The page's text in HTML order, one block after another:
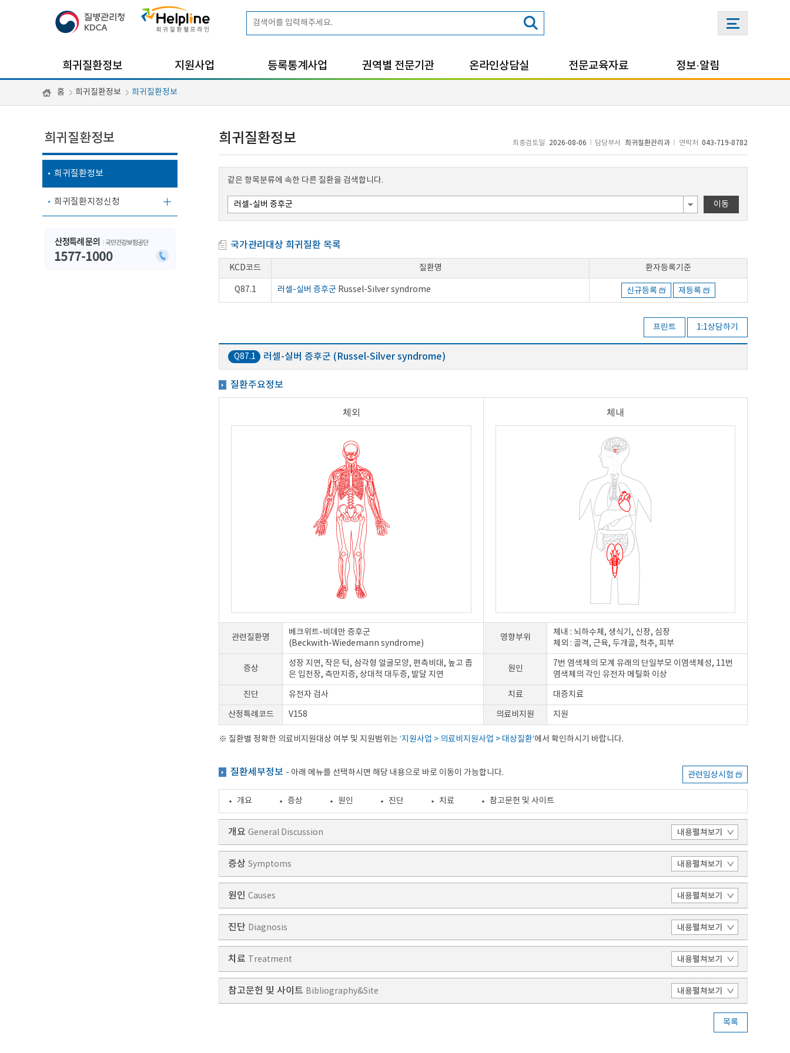
희귀질환정보 지원사업 등록통계사업 권역별 전문기관 온라인상담실 전문교육자료 정보·알림
홈 희귀질환정보 희귀질환정보
희귀질환정보
희귀질환정보
희귀질환지정신청
희귀질환정보 최종검토일 2026-08-06 담당부서 희귀질환관리과 연락처 043-719-8782
같은 항목분류에 속한 다른 질환을 검색합니다.
이동
국가관리대상 희귀질환 목록
KCD코드 질환명 환자등록기준
Q87.1 러셀-실버 증후군 Russel-Silver syndrome 신규등록 재등록
프린트 1:1상담하기
Q87.1 러셀-실버 증후군 (Russel-Silver syndrome)
질환주요정보
체외 체내
관련질환명
베크위트-비데만 증후군
(Beckwith-Wiedemann syndrome)
영향부위
체내 : 뇌하수체, 생식기, 신장, 심장
체외 : 골격, 근육, 두개골, 척추, 피부
증상
성장 지연, 작은 턱, 삼각형 얼굴모양, 편측비대, 높고 좁
은 입천장, 측만지증, 상대적 대두증, 발달 지연
원인
7번 염색체의 모계 유래의 단일부모 이염색체성, 11번
염색체의 각인 유전자 메틸화 이상
진단 유전자 검사 치료 대증치료
산정특례코드 V158 의료비지원 지원
※ 질환별 정확한 의료비지원대상 여부 및 지원범위는 ‘지원사업 > 의료비지원사업 > 대상질환’에서 확인하시기 바랍니다.
질환세부정보 - 아래 메뉴를 선택하시면 해당 내용으로 바로 이동이 가능합니다. 관련임상시험
개요 증상 원인 진단 치료 참고문헌 및 사이트
개요 General Discussion
증상 Symptoms
원인 Causes
진단 Diagnosis
치료 Treatment
참고문헌 및 사이트 Bibliography&Site
목록